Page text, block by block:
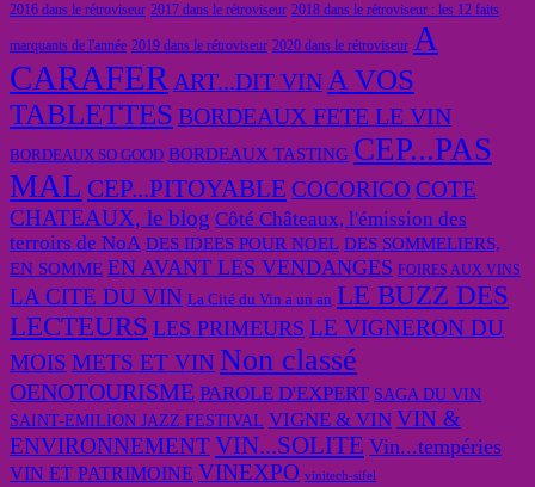
2016 dans le rétroviseur 2017 dans le rétroviseur 2018 dans le rétroviseur : les 12 faits
marquants de l'année 2019 dans le rétroviseur 2020 dans le rétroviseur A
CARAFER ART...DIT VIN A VOS
TABLETTES BORDEAUX FETE LE VIN
BORDEAUX SO GOOD BORDEAUX TASTING CEP...PAS
MAL CEP...PITOYABLE COCORICO COTE
CHATEAUX, le blog Côté Châteaux, l'émission des
terroirs de NoA DES IDEES POUR NOEL DES SOMMELIERS,
EN SOMME EN AVANT LES VENDANGES FOIRES AUX VINS
LA CITE DU VIN La Cité du Vin a un an LE BUZZ DES
LECTEURS LES PRIMEURS LE VIGNERON DU
MOIS METS ET VIN Non classé
OENOTOURISME PAROLE D'EXPERT SAGA DU VIN
SAINT-EMILION JAZZ FESTIVAL VIGNE & VIN VIN &
ENVIRONNEMENTVIN...SOLITE Vin...tempéries
VIN ET PATRIMOINE VINEXPO vinitech-sifel